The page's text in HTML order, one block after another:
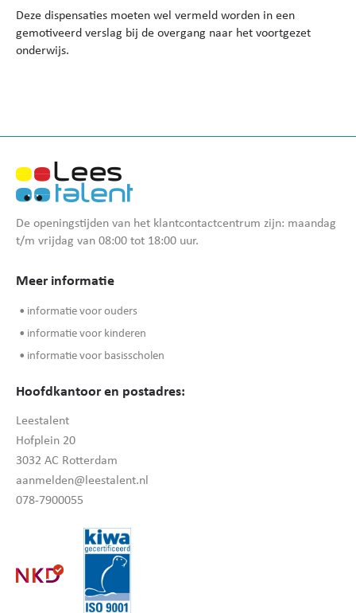
Deze dispensaties moeten wel vermeld worden in een
gemotiveerd verslag bij de overgang naar het voortgezet
onderwijs.
De openingstijden van het klantcontactcentrum zijn: maandag
t/m vrijdag van 08:00 tot 18:00 uur.
Meer informatie
• informatie voor ouders
• informatie voor kinderen
• informatie voor basisscholen
Hoofdkantoor en postadres:
Leestalent
Hofplein 20
3032 AC Rotterdam
aanmelden@leestalent.nl
078-7900055